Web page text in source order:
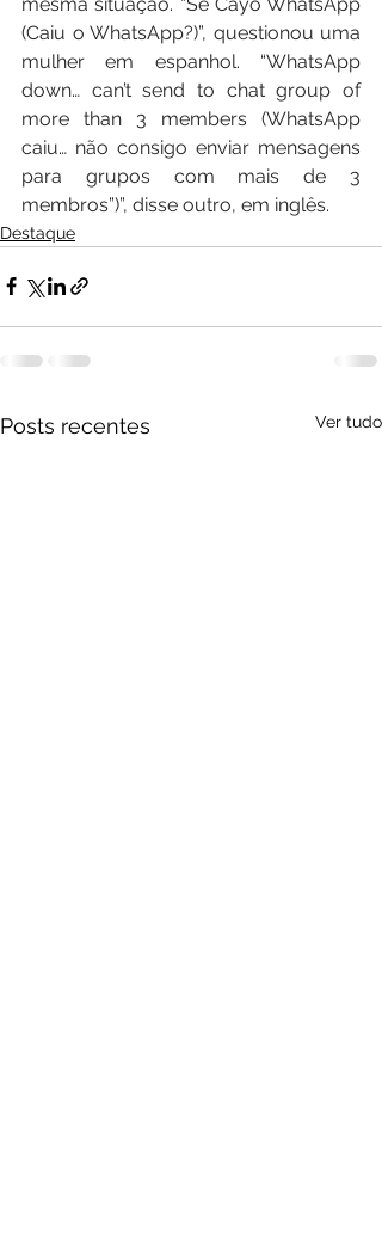
(Caiu o WhatsApp?)”, questionou uma
mulher em espanhol. “WhatsApp
down… can’t send to chat group of
more than 3 members (WhatsApp
caiu… não consigo enviar mensagens
para grupos com mais de 3
membros”)”, disse outro, em inglês.
Destaque
Posts recentes Ver tudo